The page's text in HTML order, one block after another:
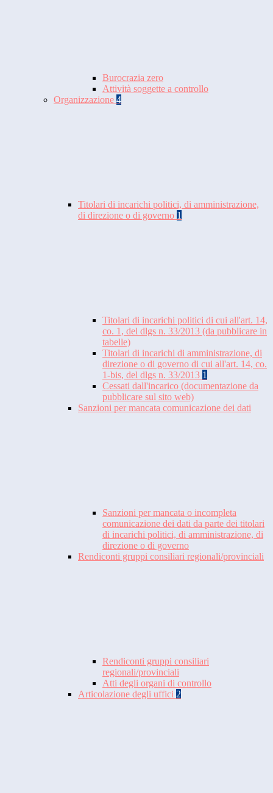
Burocrazia zero
Attività soggette a controllo
Organizzazione 4
Titolari di incarichi politici, di amministrazione,
di direzione o di governo 1
Titolari di incarichi politici di cui all'art. 14,
co. 1, del dlgs n. 33/2013 (da pubblicare in
tabelle)
Titolari di incarichi di amministrazione, di
direzione o di governo di cui all'art. 14, co.
1-bis, del dlgs n. 33/2013 1
Cessati dall'incarico (documentazione da
pubblicare sul sito web)
Sanzioni per mancata comunicazione dei dati
Sanzioni per mancata o incompleta
comunicazione dei dati da parte dei titolari
di incarichi politici, di amministrazione, di
direzione o di governo
Rendiconti gruppi consiliari regionali/provinciali
Rendiconti gruppi consiliari
regionali/provinciali
Atti degli organi di controllo
Articolazione degli uffici 2